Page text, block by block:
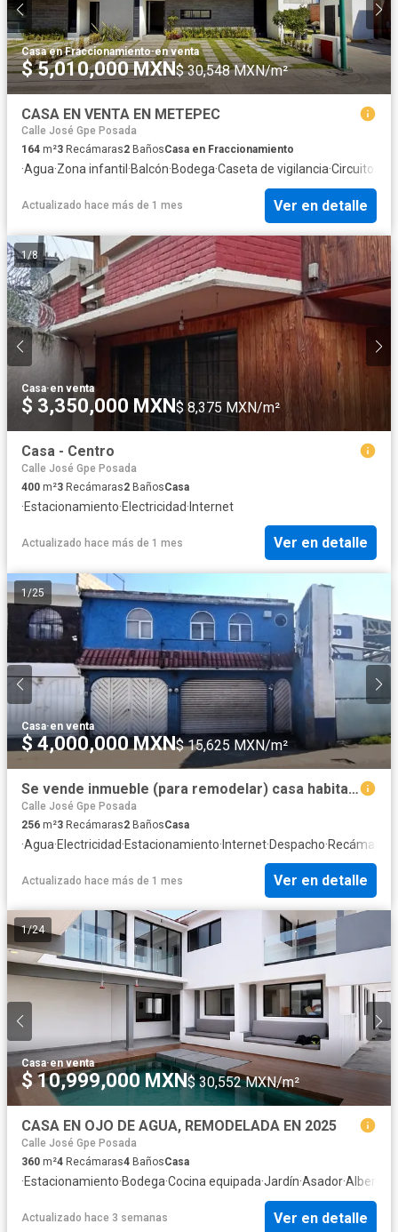
Casa en Fraccionamiento·en venta
$ 5,010,000 MXN$ 30,548 MXN/m²
CASA EN VENTA EN METEPEC
Calle José Gpe Posada
164 m²3 Recámaras2 BañosCasa en Fraccionamiento
·Agua·Zona infantil ·Balcón·Bodega·Caseta de vigilancia·Circuito
Actualizado hace más de 1 mes Ver en detalle
1/8
Casa·en venta
$ 3,350,000 MXN $ 8,375 MXN/m²
Casa - Centro
Calle José Gpe Posada
400 m²3 Recámaras2 BañosCasa
·Estacionamiento·Electricidad· Internet
Actualizado hace más de 1 mes Ver en detalle
1/25
Casa·en venta
$ 4,000,000 MXN$ 15,625 MXN/m²
Se vende inmueble (para remodelar) casa habitación y comercial, ubicado en excelente zona comercial, Col. Santa María de las Rosas, Toluca, Estado de
Calle José Gpe Posada
256 m²3 Recámaras2 BañosCasa
·Agua·Electricidad·Estacionamiento· Internet·Despacho·Recámara
Actualizado hace más de 1 mes Ver en detalle
1/24
Casa·en venta
$ 10,999,000 MXN $ 30,552 MXN/m²
CASA EN OJO DE AGUA, REMODELADA EN 2025
Calle José Gpe Posada
360 m²4 Recámaras4 BañosCasa
·Estacionamiento·Bodega·Cocina equipada·Jardín·Asador·Alberca
Actualizado hace 3 semanas Ver en detalle